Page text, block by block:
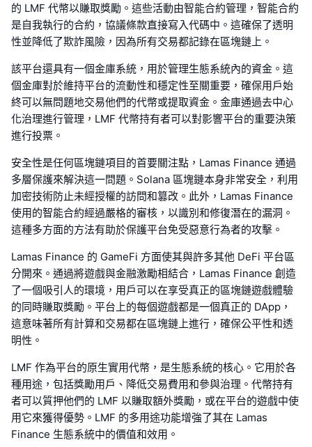
的 LMF 代幣以賺取獎勵。這些活動由智能合約管理，智能合約
是自我執行的合約，協議條款直接寫入代碼中。這確保了透明
性並降低了欺詐風險，因為所有交易都記錄在區塊鏈上。
該平台還具有一個金庫系統，用於管理生態系統內的資金。這
個金庫對於維持平台的流動性和穩定性至關重要，確保用戶始
終可以無問題地交易他們的代幣或提取資金。金庫通過去中心
化治理進行管理，LMF 代幣持有者可以對影響平台的重要決策
進行投票。
安全性是任何區塊鏈項目的首要關注點，Lamas Finance 通過
多層保護來解決這一問題。Solana 區塊鏈本身非常安全，利用
加密技術防止未經授權的訪問和篡改。此外，Lamas Finance
使用的智能合約經過嚴格的審核，以識別和修復潛在的漏洞。
這種多方面的方法有助於保護平台免受惡意行為者的攻擊。
Lamas Finance 的 GameFi 方面使其與許多其他 DeFi 平台區
分開來。通過將遊戲與金融激勵相結合，Lamas Finance 創造
了一個吸引人的環境，用戶可以在享受真正的區塊鏈遊戲體驗
的同時賺取獎勵。平台上的每個遊戲都是一個真正的 DApp，
這意味著所有計算和交易都在區塊鏈上進行，確保公平性和透
明性。
LMF 作為平台的原生實用代幣，是生態系統的核心。它用於各
種用途，包括獎勵用戶、降低交易費用和參與治理。代幣持有
者可以質押他們的 LMF 以賺取額外獎勵，或在平台的遊戲中使
用它來獲得優勢。LMF 的多用途功能增強了其在 Lamas
Finance 生態系統中的價值和效用。